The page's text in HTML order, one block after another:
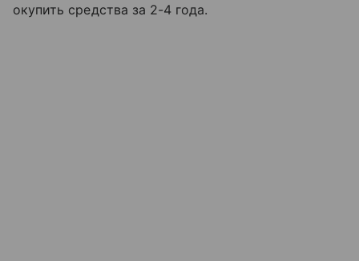
окупить средства за 2-4 года.